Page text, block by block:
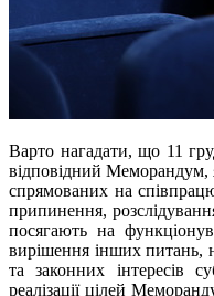
Варто нагадати, що 11
відповідний Меморандум,
спрямованих на
припинення,
посягають на
вирішення інших питань,
та законних інтересів
реалізації цілей